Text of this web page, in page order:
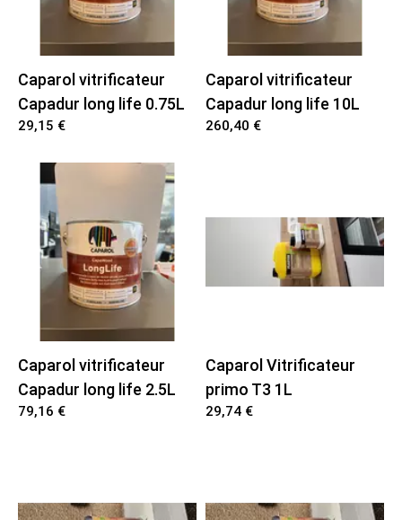
Caparol vitrificateur
Capadur long life 0.75L
29,15 €
Caparol vitrificateur
Capadur long life 10L
260,40 €
Caparol vitrificateur
Capadur long life 2.5L
79,16 €
Caparol Vitrificateur
primo T3 1L
29,74 €
Accessoir peinture
Nettoyage et protection
DCL
Bois
Fibre
Neige
Jardin
Location Cloueuse
Location Décolleuse
Location Encolleuse
Location Pistolet peinture
Location Ponceuse
Location Visseuse
Location Aspirateur